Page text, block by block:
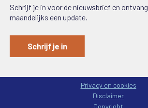
Schrijf je in voor de nieuwsbrief en ontvang
maandelijks een update.
Schrijf je in
Privacy en cookies
Disclaimer
Copyright